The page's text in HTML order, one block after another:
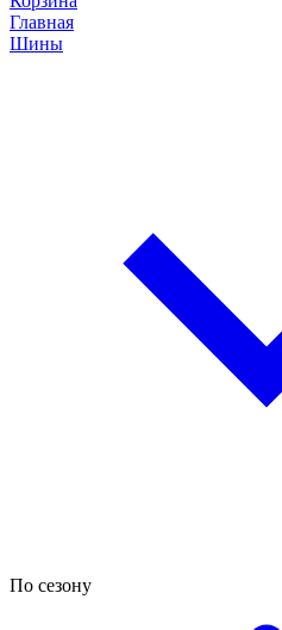
Главная
Шины
По сезону